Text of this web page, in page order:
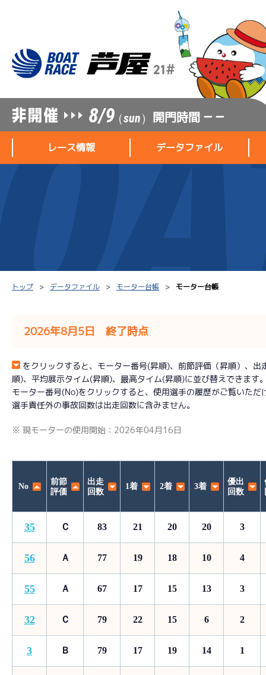
8/9（sun） 開門時間 — —
レース情報
レース結果一覧
出走表PDF
モーター抽選結果・
選手コ
データファイル
ボートデータ
出目データ
トップ データファイル モーター台帳 モーター台帳
2026年8月5日 終了時点
をクリックすると、モーター番号(昇順)、前節評価（昇順）、
順)、平均展示タイム(昇順)、最高タイム(昇順)に並び替えできます
モーター番号(No)をクリックすると、使用選手の履歴がご覧いただ
選手責任外の事故回数は出走回数に含みません。
※ 現モーターの使用開始：2026年04月16日
No
前節
評価
出走
回数
1着 2着 3着
優出
回数
35 Ｃ 83 21 20 20 3
56 Ａ 77 19 18 10 4
55 Ａ 67 17 15 13 3
32 Ｃ 79 22 15 6 2
3 Ｂ 79 17 19 14 1